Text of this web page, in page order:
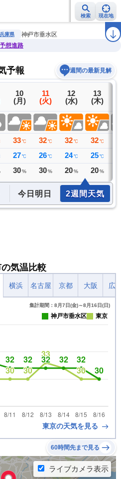
検索 現在地
情報 警報・注意報 ラ
兵庫県
神戸市垂水区
想進路
予報 週間の最新見解
10
(月)
33 ℃
27 ℃
30 %
11
(火)
32 ℃
26 ℃
30 %
12
(水)
32 ℃
24 ℃
20 %
13
(木)
32 ℃
25 ℃
20 %
今日明日 2週間天気
気温比較
横浜 名古屋 京都 大阪 広
集計期間：8月7日(金)～8月16日(日)
神戸市垂水区 東京
東京の天気を見る
60時間先まで見る